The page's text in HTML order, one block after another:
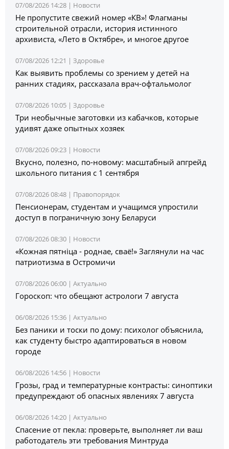
07/08/2026 14:28 | Новости
Не пропустите свежий номер «КВ»! Флагманы
строительной отрасли, история истинного
архивиста, «Лето в Октябре», и многое другое
07/08/2026 12:21 | Здоровье
Как выявить проблемы со зрением у детей на
ранних стадиях, рассказала врач-офтальмолог
07/08/2026 10:05 | Здоровье
Три необычные заготовки из кабачков, которые
удивят даже опытных хозяек
07/08/2026 09:23 | Новости
Вкусно, полезно, по-новому: масштабный апгрейд
школьного питания с 1 сентября
07/08/2026 08:48 | Правопорядок
Пенсионерам, студентам и учащимся упростили
доступ в пограничную зону Беларуси
07/08/2026 08:30 | Новости
«Кожная пятніца - роднае, сваё!» Заглянули на час
патриотизма в Остромичи
07/08/2026 06:00 | Актуально
Гороскоп: что обещают астрологи 7 августа
06/08/2026 15:36 | Актуально
Без паники и тоски по дому: психолог объяснила,
как студенту быстро адаптироваться в новом
городе
06/08/2026 14:56 | Новости
Грозы, град и температурные контрасты: синоптики
предупреждают об опасных явлениях 7 августа
06/08/2026 14:20 | Актуально
Спасение от пекла: проверьте, выполняет ли ваш
работодатель эти требования Минтруда